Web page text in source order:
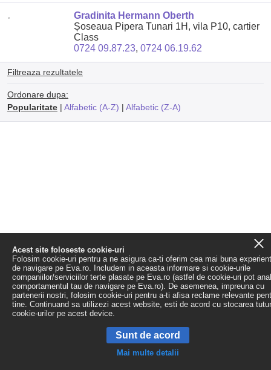
Gradinita Hermann Oberth
Șoseaua Pipera Tunari 1H, vila P10, cartier
Class
0724 09.87.23,0724 06.19.62
Filtreaza rezultatele
Ordonare dupa:
Popularitate| Alfabetic (A-Z) | Alfabetic (Z-A)
Acest site foloseste cookie-uri
Folosim cookie-uri pentru a ne asigura ca-ti oferim cea mai buna
de navigare pe Eva.ro. Includem in aceasta informare si cookie-urile
companiilor/serviciilor terte plasate pe Eva.ro (astfel de cookie-uri pot
comportamentul tau de navigare pe Eva.ro). De asemenea, impreuna cu
partenerii nostri, folosim cookie-uri pentru a-ti afisa reclame relevante
tine. Continuand sa utilizezi acest website, esti de acord cu stocarea
cookie-urilor pe acest device.
Sunt de acord
Mai multe detalii